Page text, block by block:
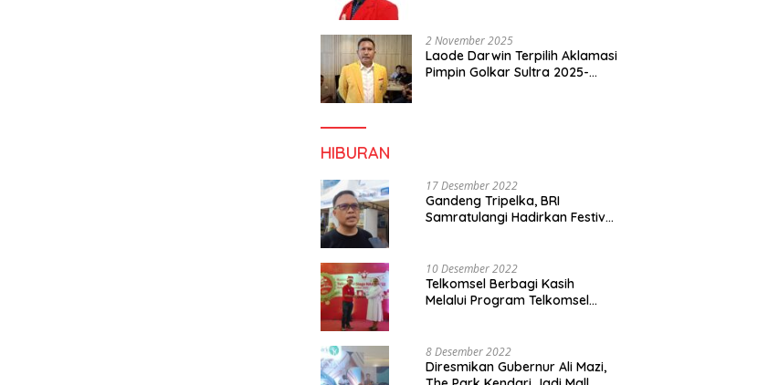
2 November 2025
Laode Darwin Terpilih Aklamasi
Pimpin Golkar Sultra 2025-
HIBURAN
17 Desember 2022
Gandeng Tripelka, BRI
Samratulangi Hadirkan Festival
10 Desember 2022
Telkomsel Berbagi Kasih
Melalui Program Telkomsel
8 Desember 2022
Diresmikan Gubernur Ali Mazi,